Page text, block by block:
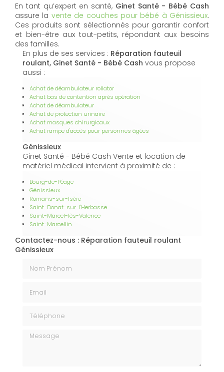
En tant qu’expert en santé, Ginet Santé - Bébé Cash
assure la vente de couches pour bébé à Génissieux.
Ces produits sont sélectionnés pour garantir confort
et bien-être aux tout-petits, répondant aux besoins
des familles.
En plus de ses services : Réparation fauteuil
roulant, Ginet Santé - Bébé Cash vous propose
aussi :
Achat de déambulateur rollator
Achat bas de contention après opération
Achat de déambulateur
Achat de protection urinaire
Achat masques chirurgicaux
Achat rampe d'accès pour personnes âgées
Génissieux
Ginet Santé - Bébé Cash Vente et location de
matériel médical intervient à proximité de :
Bourg-de-Péage
Génissieux
Romans-sur-Isère
Saint-Donat-sur-l'Herbasse
Saint-Marcel-lès-Valence
Saint-Marcellin
Contactez-nous : Réparation fauteuil roulant
Génissieux
Message